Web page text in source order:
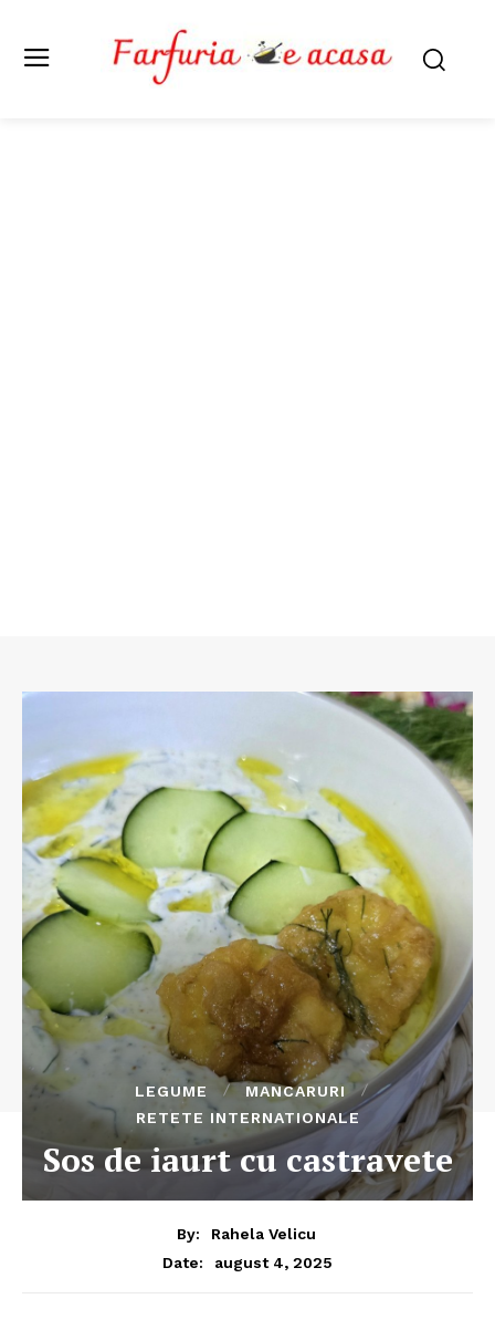
LEGUME
MANCARURI
RETETE INTERNATIONALE
Sos de iaurt cu castravete
By:
Rahela Velicu
Date:
august 4, 2025